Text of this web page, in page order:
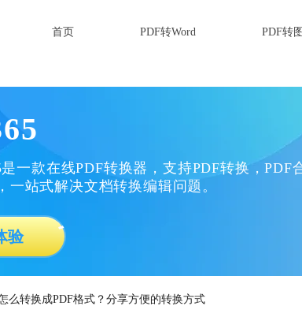
首页 PDF转Word PDF转
一款在线PDF转换器，支持PDF转换，PDF
一站式解决文档转换编辑问题。
验
么转换成PDF格式？分享方便的转换方式